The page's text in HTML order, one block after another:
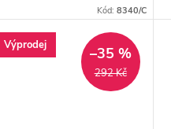
Vaší kolekce šperků.
316LVelikost náramku:
univerzální, průměr 6 cm -
Kód: 8340/C
Výprodej
292 Kč
–35 %